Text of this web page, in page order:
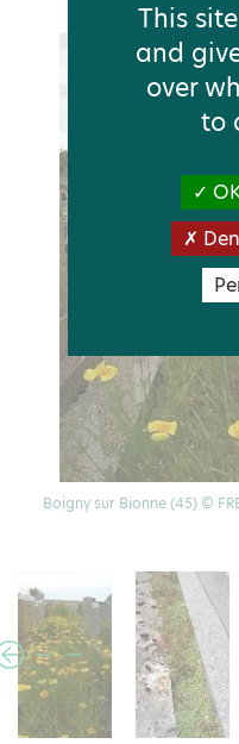
Boigny sur Bionne (45) ©
This
and
over
to